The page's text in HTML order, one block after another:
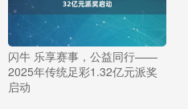
闪牛 乐享赛事，公益同行——
2025年传统足彩1.32亿元派奖
启动